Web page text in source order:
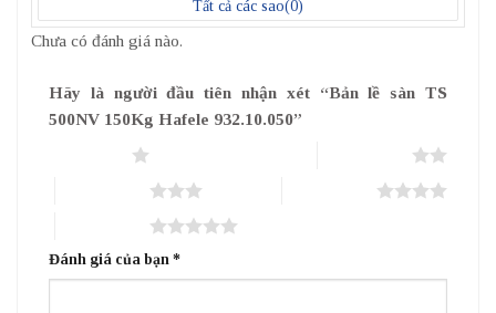
Tất cả các sao(0)
Chưa có đánh giá nào.
Hãy là người đầu tiên nhận xét “Bản lề sàn TS
500NV 150Kg Hafele 932.10.050”
Đánh giá của bạn *